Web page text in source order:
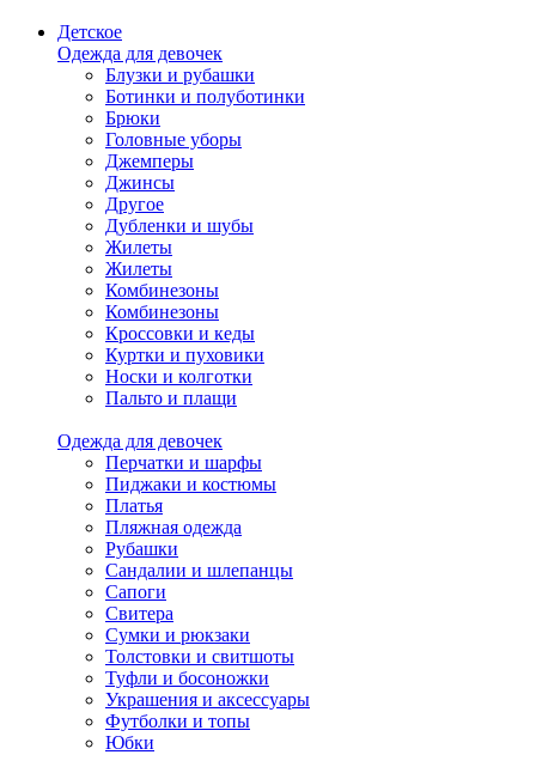
Детское
Одежда для девочек
Блузки и рубашки
Ботинки и полуботинки
Брюки
Головные уборы
Джемперы
Джинсы
Другое
Дубленки и шубы
Жилеты
Жилеты
Комбинезоны
Комбинезоны
Кроссовки и кеды
Куртки и пуховики
Носки и колготки
Пальто и плащи
Одежда для девочек
Перчатки и шарфы
Пиджаки и костюмы
Платья
Пляжная одежда
Рубашки
Сандалии и шлепанцы
Сапоги
Свитера
Сумки и рюкзаки
Толстовки и свитшоты
Туфли и босоножки
Украшения и аксессуары
Футболки и топы
Юбки